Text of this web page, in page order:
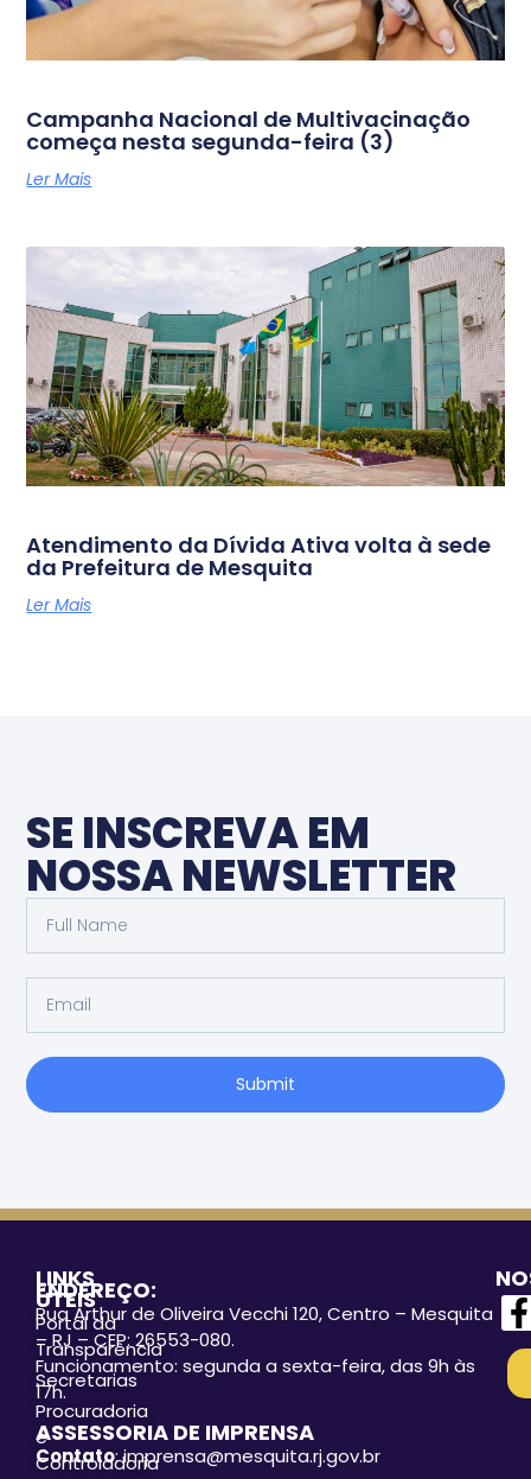
Campanha Nacional de Multivacinação
começa nesta segunda-feira (3)
Ler Mais
Atendimento da Dívida Ativa volta à sede
da Prefeitura de Mesquita
Ler Mais
SE INSCREVA EM
NOSSA NEWSLETTER
Submit
LINKS
ÚTEIS
Portal da
Transparência
Secretarias
Procuradoria
e
Controladoria
ENDEREÇO:
Rua Arthur de Oliveira Vecchi 120, Centro – Mesquita
– RJ – CEP: 26553-080.
Funcionamento: segunda a sexta-feira, das 9h às
17h.
ASSESSORIA DE IMPRENSA
Contato: imprensa@mesquita.rj.gov.br